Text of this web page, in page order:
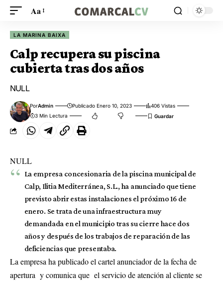
Aa
LA MARINA BAIXA
Calp recupera su piscina
cubierta tras dos años
NULL
PorAdmin Publicado Enero 10, 2023
406 Vistas
3 Min Lectura
NULL
La empresa concesionaria de la piscina municipal de
Calp, Ilitia Mediterránea, S.L., ha anunciado que tiene
previsto abrir estas instalaciones el próximo 16 de
enero. Se trata de una infraestructura muy
demandada en el municipio tras su cierre hace dos
años y después de los trabajos de reparación de las
deficiencias que presentaba.
La empresa ha publicado el cartel anunciador de la fecha de
apertura y comunica que el servicio de atención al cliente se